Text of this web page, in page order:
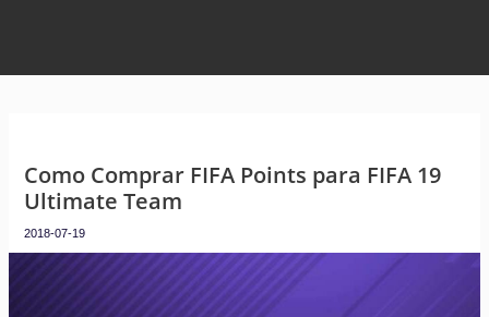
Como Comprar FIFA Points para FIFA 19
Ultimate Team
2018-07-19